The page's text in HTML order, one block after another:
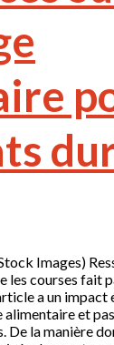
Images)
les courses fait
a un impact
et
De la manière